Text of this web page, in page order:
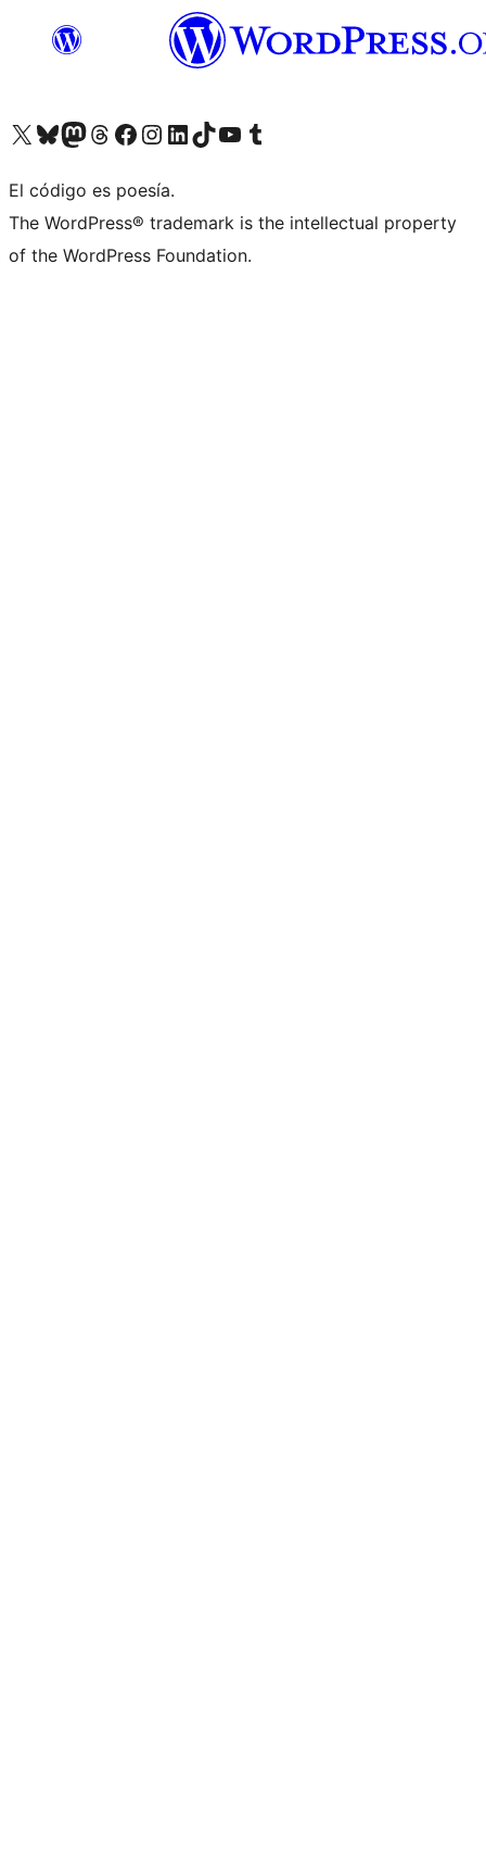
Visita nuestra cuenta de X (anteriormente Twitter)
Visita nuestra cuenta de Bluesky
Visita nuestra cuenta de Mastodon
Visita nuestra cuenta de Threads
Visita nuestra página de Facebook
Visita nuestra cuenta de Instagram
Visita nuestra cuenta de LinkedIn
Visita nuestra cuenta de TikTok
Visita nuestro canal de YouTube
Visita nuestra cuenta de Tumblr
El código es poesía.
The WordPress® trademark is the intellectual property
of the WordPress Foundation.